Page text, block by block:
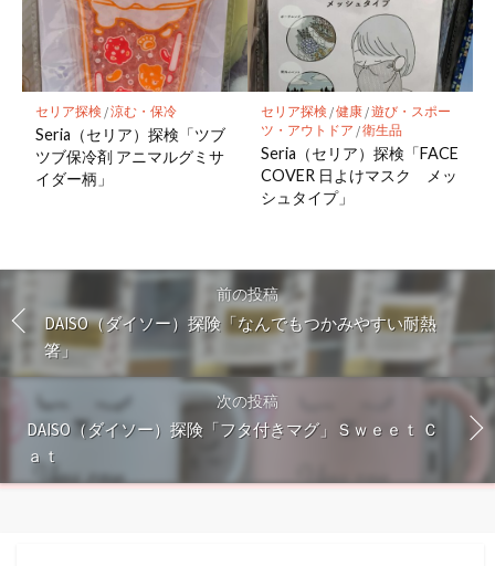
セリア探検 /涼む・保冷
Seria（セリア）探検「ツブ
ツブ保冷剤 アニマルグミサ
イダー柄」
セリア探検 /健康/遊び・スポー
ツ・アウトドア /衛生品
Seria（セリア）探検「FACE
COVER 日よけマスク メッ
シュタイプ」
前の投稿
DAISO（ダイソー）探険「なんでもつかみやすい耐熱
箸」
次の投稿
DAISO（ダイソー）探険「フタ付きマグ」Ｓｗｅｅｔ Ｃ
ａｔ